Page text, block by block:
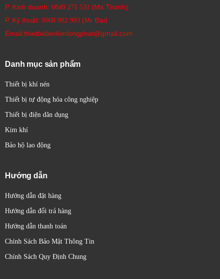
P. Kinh doanh: 0849 271 531 (Ms Thanh)
P. Kỹ thuật: 0908 982 993​ (Mr Đại)
Email:thietbidienkimlongphat@gmail.com
Danh mục sản phẩm
Thiết bị khí nén
Thiết bị tự động hóa công nghiệp
Thiết bị điện dân dụng
Kim khí
Bảo hộ lao động
Hướng dẫn
Hướng dẫn đặt hàng
Hướng dẫn đổi trả hàng
Hướng dẫn thanh toán
Chính Sách Bảo Mật Thông Tin
Chính Sách Quy Định Chung